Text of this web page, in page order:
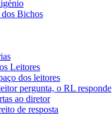
Bichos
Leitores
dos leitores
pergunta, o RL responde
ao diretor
de resposta